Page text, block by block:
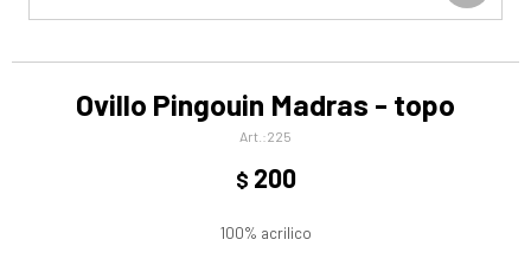
Ovillo Pingouin Madras - topo
225
$ 200
100% acrilico